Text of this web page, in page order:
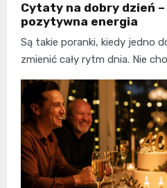
Cytaty na dobry dzień
pozytywna energia
Są takie poranki, kiedy jedno
zmienić cały rytm dnia. Nie